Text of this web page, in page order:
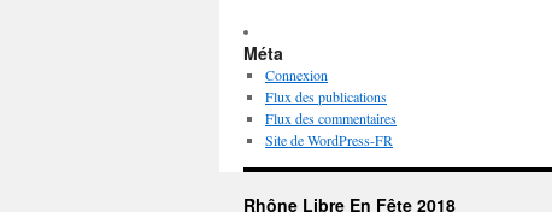
Méta
Connexion
Flux des publications
Flux des commentaires
Site de WordPress-FR
Rhône Libre En Fête 2018